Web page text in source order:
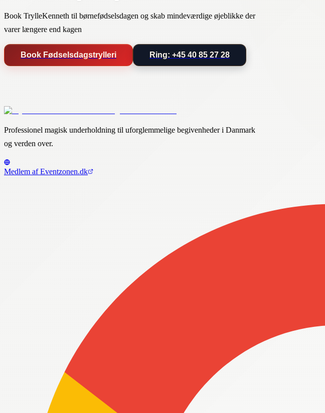
Book TrylleKenneth til børnefødselsdagen og skab mindeværdige øjeblikke der
varer længere end kagen
Book Fødselsdagstrylleri Ring: +45 40 85 27 28
Professionel magisk underholdning til uforglemmelige begivenheder i Danmark
og verden over.
Medlem af Eventzonen.dk